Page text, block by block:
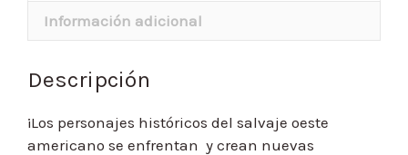
Información adicional
Descripción
¡Los personajes históricos del salvaje oeste
americano se enfrentan y crean nuevas